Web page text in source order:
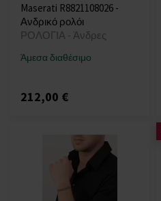
Maserati R8821108026 -
Ανδρικό ρολόι
ΡΟΛΟΓΙΑ - Άνδρες
Άμεσα διαθέσιμο
212,00 €